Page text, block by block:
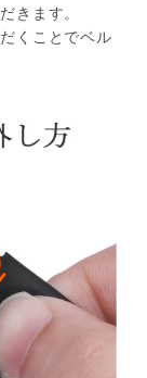
きます。
くことでベル